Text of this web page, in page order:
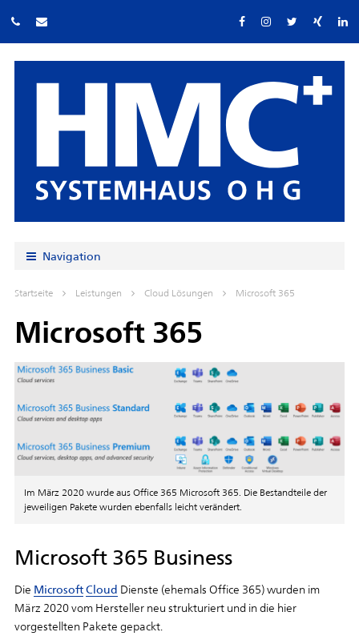
Navigation
Startseite Leistungen Cloud Lösungen Microsoft 365
Microsoft 365
Im März 2020 wurde aus Office 365 Microsoft 365. Die Bestandteile der
jeweiligen Pakete wurden ebenfalls leicht verändert.
Microsoft 365 Business
Die MicrosoftCloud Dienste (ehemals Office 365) wurden im
März 2020 vom Hersteller neu strukturiert und in die hier
vorgestellten Pakete gepackt.